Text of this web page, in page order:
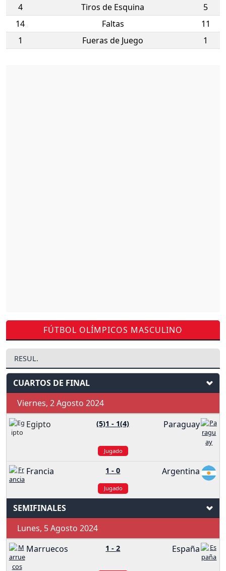
4 Tiros de Esquina
5
14
Faltas
11
1
Fueras de Juego 1
FÚTBOL OLÍMPICOS MASCULINO
RESUL.
CUARTOS DE FINAL
Viernes, 2 Agosto 2024
Egipto
(5)1 - 1(4) Paraguay
Jugado
Francia 1 -0 Argentina
Jugado
SEMIFINALES
Lunes, 5 Agosto 2024
Marruecos
1 -2 España